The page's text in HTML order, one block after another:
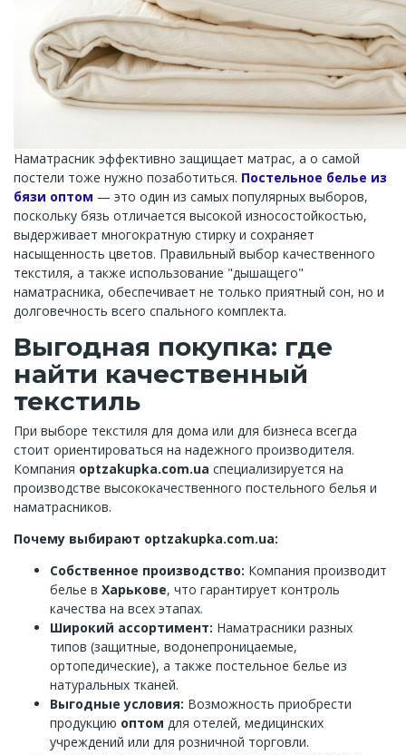
Наматрасник эффективно защищает матрас, а о самой
постели тоже нужно позаботиться. Постельное белье из
бязи оптом — это один из самых популярных выборов,
поскольку бязь отличается высокой износостойкостью,
выдерживает многократную стирку и сохраняет
насыщенность цветов. Правильный выбор качественного
текстиля, а также использование "дышащего"
наматрасника, обеспечивает не только приятный сон, но и
долговечность всего спального комплекта.
Выгодная покупка: где
найти качественный
текстиль
При выборе текстиля для дома или для бизнеса всегда
стоит ориентироваться на надежного производителя.
Компания optzakupka.com.ua специализируется на
производстве высококачественного постельного белья и
наматрасников.
Почему выбирают optzakupka.com.ua:
Собственное производство: Компания производит
белье в Харькове, что гарантирует контроль
качества на всех этапах.
Широкий ассортимент: Наматрасники разных
типов (защитные, водонепроницаемые,
ортопедические), а также постельное белье из
натуральных тканей.
Выгодные условия: Возможность приобрести
продукцию оптом для отелей, медицинских
учреждений или для розничной торговли.